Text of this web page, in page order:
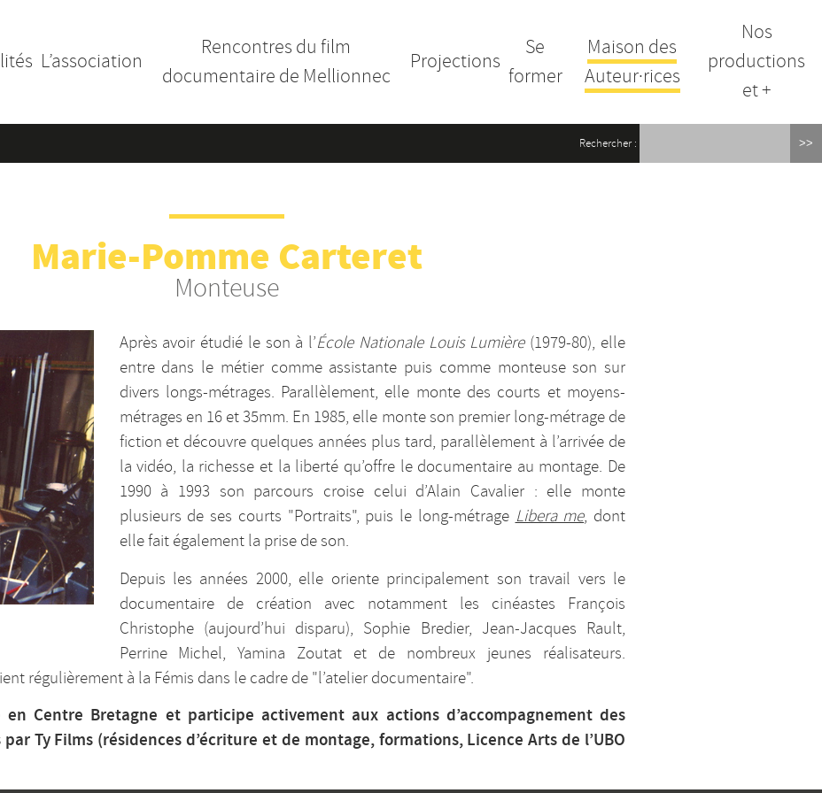
L’association
Rencontres du film
documentaire de Mellionnec
Projections
Se
former
Maison des
Auteur·rices
Nos
productions
et +
Rechercher :
Marie-Pomme Carteret
Monteuse
Après avoir étudié le son à l’École Nationale Louis Lumière(1979-80), elle
entre dans le métier comme assistante puis comme monteuse son sur
divers longs-métrages. Parallèlement, elle monte des courts et moyens-
métrages en 16 et 35mm. En 1985, elle monte son premier long-métrage de
fiction et découvre quelques années plus tard, parallèlement à l’arrivée de
la vidéo, la richesse et la liberté qu’offre le documentaire au montage. De
1990 à 1993 son parcours croise celui d’Alain Cavalier : elle monte
plusieurs de ses courts "Portraits", puis le long-métrage Libera me, dont
elle fait également la prise de son.
Depuis les années 2000, elle oriente principalement son travail vers le
documentaire de création avec notamment les cinéastes François
Christophe (aujourd’hui disparu), Sophie Bredier, Jean-Jacques Rault,
Perrine Michel, Yamina Zoutat et de nombreux jeunes réalisateurs.
régulièrement à la Fémis dans le cadre de "l’atelier documentaire".
en Centre Bretagne et participe activement aux actions d’accompagnement des
Ty Films (résidences d’écriture et de montage, formations, Licence Arts de l’UBO